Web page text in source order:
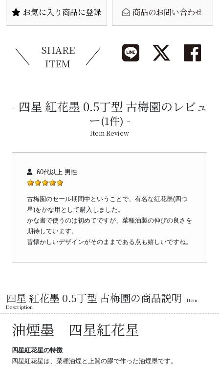
お気に入り商品に登録 商品のお問い合わせ
SHARE
ITEM
四星 紅花墨 0.5丁型 古梅園のレビュ
ー(1件)
Item Review
60代以上 男性
古梅園のセール期間中ということで、有名な紅花墨(四つ
星)をかな用として購入しました。
かな書で使うのは初めてですが、菜種油製の伸びの良さを
期待しています。
昔懐かしいデザインがそのままである点も嬉しいですね。
四星 紅花墨 0.5丁型 古梅園の商品説明
Item
Description
油煙墨 四星紅花星
四星紅花星の特徴
四星紅花星は、菜種油煙と上質の膠で作った油煙墨です。